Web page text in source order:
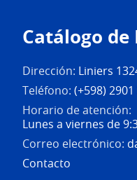
página
Catálogo
Dirección: Liniers
Teléfono: (+598)
Horario de atención:
Lunes a viernes de
Correo electrónico:
Contacto